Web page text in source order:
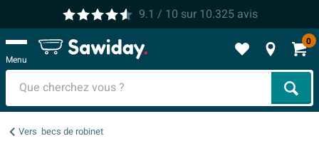
9.1 / 10 sur 10.325avis
Menu
0
Vers becs de robinet